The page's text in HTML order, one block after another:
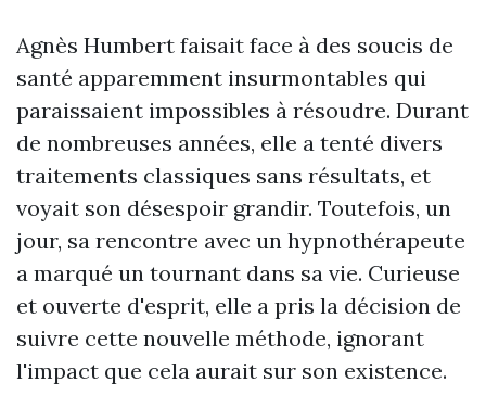
Agnès Humbert faisait face à des soucis de
santé apparemment insurmontables qui
paraissaient impossibles à résoudre. Durant
de nombreuses années, elle a tenté divers
traitements classiques sans résultats, et
voyait son désespoir grandir. Toutefois, un
jour, sa rencontre avec un hypnothérapeute
a marqué un tournant dans sa vie. Curieuse
et ouverte d'esprit, elle a pris la décision de
suivre cette nouvelle méthode, ignorant
l'impact que cela aurait sur son existence.